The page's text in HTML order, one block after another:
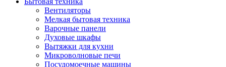
Вентиляторы
Мелкая бытовая техника
Варочные панели
Духовые шкафы
Вытяжки для кухни
Микроволновые печи
Посудомоечные машины